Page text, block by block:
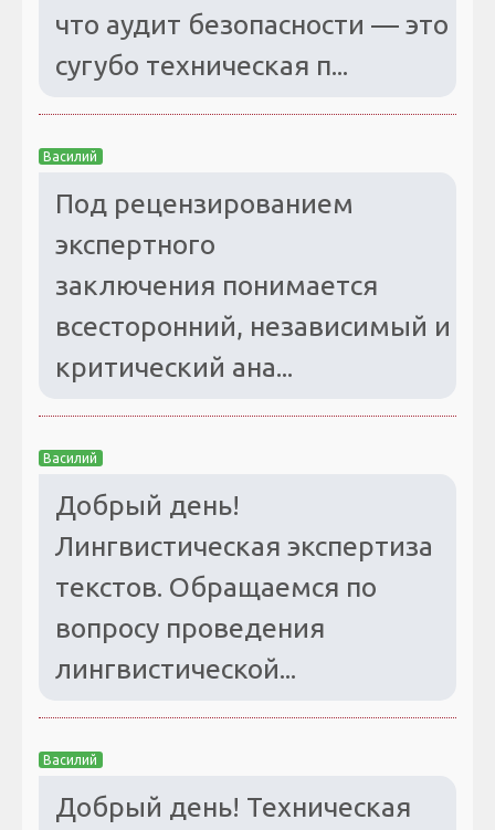
что аудит безопасности — это
сугубо техническая п...
Василий
Под рецензированием
экспертного
заключения понимается
всесторонний, независимый и
критический ана...
Василий
Добрый день!
Лингвистическая экспертиза
текстов. Обращаемся по
вопросу проведения
лингвистической...
Василий
Добрый день! Техническая